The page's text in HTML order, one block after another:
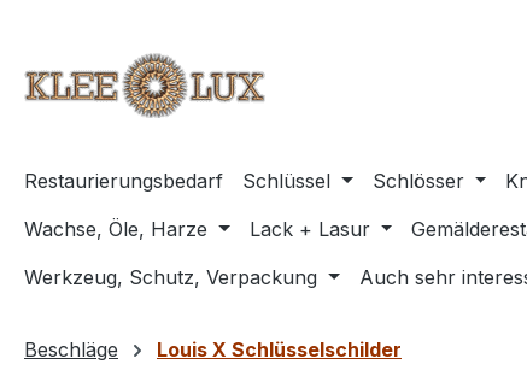
Restaurierungsbedarf Schlüssel Schlösser
Wachse, Öle, Harze
Lack + Lasur
Werkzeug, Schutz, Verpackung
Auch sehr
Beschläge Louis X Schlüsselschilder